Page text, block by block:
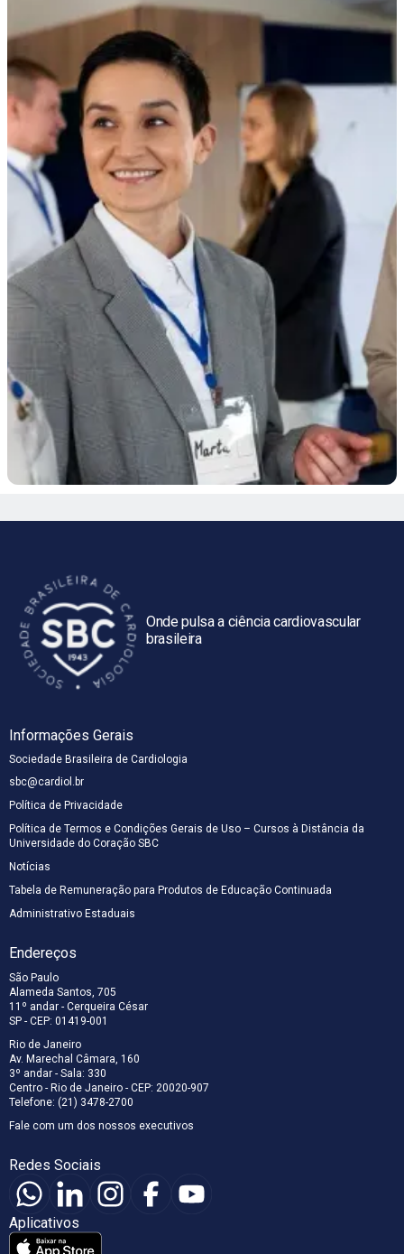
Onde pulsa a ciência cardiovascular
brasileira
Informações Gerais
Sociedade Brasileira de Cardiologia
sbc@cardiol.br
Política de Privacidade
Política de Termos e Condições Gerais de Uso – Cursos à Distância da
Universidade do Coração SBC
Notícias
Tabela de Remuneração para Produtos de Educação Continuada
Administrativo Estaduais
Endereços
São Paulo
Alameda Santos, 705
11º andar - Cerqueira César
SP - CEP: 01419-001
Rio de Janeiro
Av. Marechal Câmara, 160
3º andar - Sala: 330
Centro - Rio de Janeiro - CEP: 20020-907
Telefone: (21) 3478-2700
Fale com um dos nossos executivos
Redes Sociais
Aplicativos